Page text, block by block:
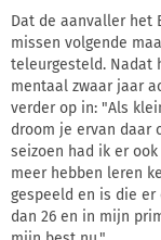
Dat de aanvaller het
missen volgende
teleurgesteld. Nadat
mentaal zwaar jaar
verder op in: "Als
droom je ervan daar
seizoen had ik er
meer hebben leren
gespeeld en is die er
dan 26 en in mijn